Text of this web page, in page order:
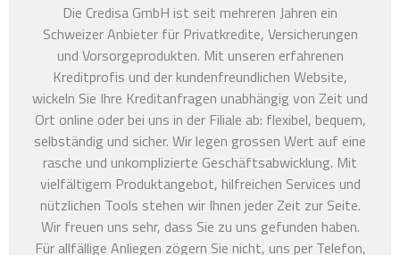
Die Credisa GmbH ist seit mehreren Jahren ein
Schweizer Anbieter für Privatkredite, Versicherungen
und Vorsorgeprodukten. Mit unseren erfahrenen
Kreditprofis und der kundenfreundlichen Website,
wickeln Sie Ihre Kreditanfragen unabhängig von Zeit und
Ort online oder bei uns in der Filiale ab: flexibel, bequem,
selbständig und sicher. Wir legen grossen Wert auf eine
rasche und unkomplizierte Geschäftsabwicklung. Mit
vielfältigem Produktangebot, hilfreichen Services und
nützlichen Tools stehen wir Ihnen jeder Zeit zur Seite.
Wir freuen uns sehr, dass Sie zu uns gefunden haben.
Für allfällige Anliegen zögern Sie nicht, uns per Telefon,